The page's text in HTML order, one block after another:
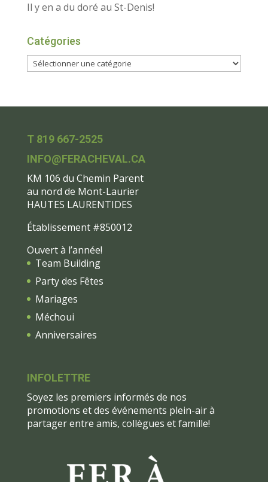
Il y en a du doré au St-Denis!
Catégories
T 819 667-2525
INFO@FERACHEVAL.CA
KM 106 du Chemin Parent
au nord de Mont-Laurier
HAUTES LAURENTIDES
Établissement #850012
Ouvert à l’année!
Team Building
Party des Fêtes
Mariages
Méchoui
Anniversaires
INFOLETTRE
Soyez les premiers informés de nos
promotions et des événements plein-air à
partager entre amis, collègues et famille!